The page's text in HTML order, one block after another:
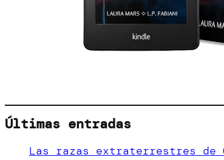
Últimas entradas
Las razas extraterrestres de